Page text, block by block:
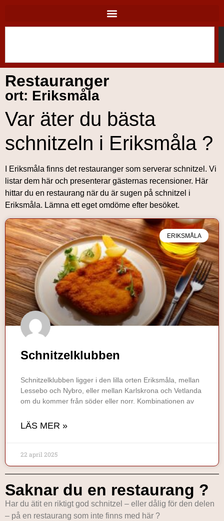
Restauranger
ort: Eriksmåla
Var äter du bästa
schnitzeln i Eriksmåla ?
I Eriksmåla finns det restauranger som serverar schnitzel. Vi
listar dem här och presenterar gästernas recensioner. Här
hittar du en restaurang när du är sugen på schnitzel i
Eriksmåla. Lämna ett eget omdöme efter besöket.
ERIKSMÅLA
Schnitzelklubben
Schnitzelklubben ligger i den lilla orten Eriksmåla, mellan
Lessebo och Nybro, eller mellan Karlskrona och Vetlanda
om du kommer från söder eller norr. Kombinationen av
LÄS MER »
22 april 2025
Saknar du en restaurang ?
Har du ätit en riktigt god schnitzel – eller dålig för den delen
– på en restaurang som inte finns med här ?